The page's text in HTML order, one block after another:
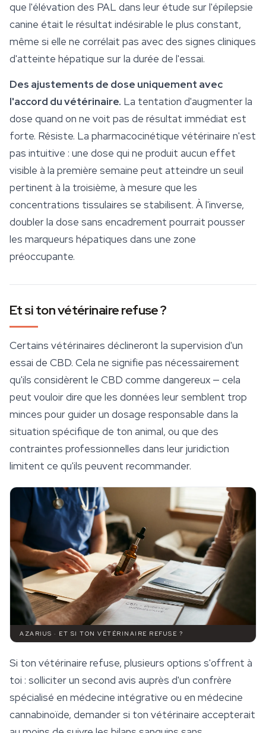
que l'élévation des PAL dans leur étude sur l'épilepsie
canine était le résultat indésirable le plus constant,
même si elle ne corrélait pas avec des signes cliniques
d'atteinte hépatique sur la durée de l'essai.
Des ajustements de dose uniquement avec
l'accord du vétérinaire. La tentation d'augmenter la
dose quand on ne voit pas de résultat immédiat est
forte. Résiste. La pharmacocinétique vétérinaire n'est
pas intuitive : une dose qui ne produit aucun effet
visible à la première semaine peut atteindre un seuil
pertinent à la troisième, à mesure que les
concentrations tissulaires se stabilisent. À l'inverse,
doubler la dose sans encadrement pourrait pousser
les marqueurs hépatiques dans une zone
préoccupante.
Et si ton vétérinaire refuse ?
Certains vétérinaires déclineront la supervision d'un
essai de CBD. Cela ne signifie pas nécessairement
qu'ils considèrent le CBD comme dangereux — cela
peut vouloir dire que les données leur semblent trop
minces pour guider un dosage responsable dans la
situation spécifique de ton animal, ou que des
contraintes professionnelles dans leur juridiction
limitent ce qu'ils peuvent recommander.
AZARIUS · ET SI TON VÉTÉRINAIRE REFUSE ?
Si ton vétérinaire refuse, plusieurs options s'offrent à
toi : solliciter un second avis auprès d'un confrère
spécialisé en médecine intégrative ou en médecine
cannabinoïde, demander si ton vétérinaire accepterait